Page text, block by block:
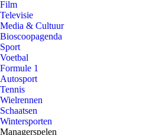
Film
Televisie
Media & Cultuur
Bioscoopagenda
Sport
Voetbal
Formule 1
Autosport
Tennis
Wielrennen
Schaatsen
Wintersporten
Managerspelen